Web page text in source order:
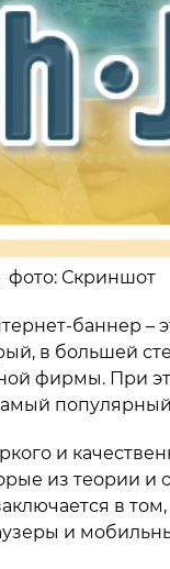
фото: Скриншот
баннер –
в большей
фирмы. При
и
из теории и
в
и